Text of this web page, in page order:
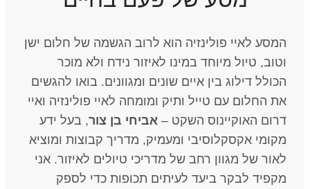
המסע לאיי פולינזיה הוא לרוב הגשמה של חלום ישן
וטוב, טיול מיוחד במינו לאיזור נידח ולא מוכר
הכולל דילוג בין איים שונים ומגוונים. בואו להגשים
את החלום עם טייל ותיק ומומחה לאיי פולינזיה ואיי
דרום האוקיינוס השקט –אביחי בן צור, בעל ידע
מקומי אקסקלוסיבי ומעמיק, מדריך קבוצות ומוציא
לאור של מגוון רחב של מדריכי טיולים לאיזור. אני
מקפיד לבקר ביעד לעיתים תכופות כדי לספק